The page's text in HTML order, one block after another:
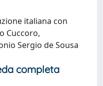
italiana con
Cuccoro,
Sergio de Sousa
completa